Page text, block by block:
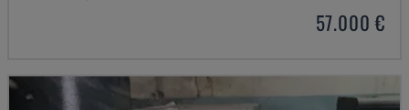
57.000 €